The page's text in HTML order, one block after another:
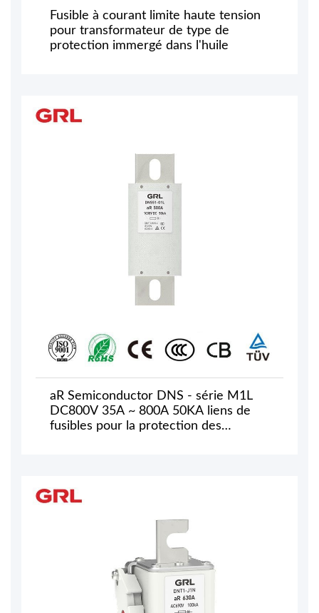
Fusible à courant limite haute tension
pour transformateur de type de
protection immergé dans l'huile
aR Semiconductor DNS - série M1L
DC800V 35A ~ 800A 50KA liens de
fusibles pour la protection des